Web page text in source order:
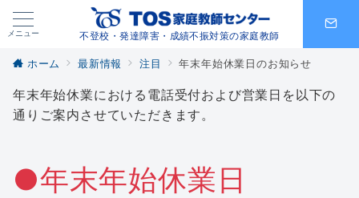
メニュー 不登校・発達障害・成績不振対策の家庭教師
ホーム 最新情報 注目 年末年始休業日のお知らせ
年末年始休業における電話受付および営業日を以下の
通りご案内させていただきます。
●年末年始休業日